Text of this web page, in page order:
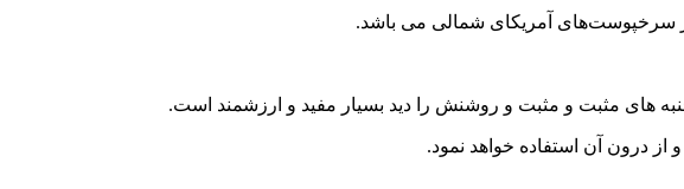
سرخپوست‌های آمریکای شمالی می باشد.
های مثبت و مثبت و روشنش را دید بسیار مفید و ارزشمند است.
درون آن استفاده خواهد نمود.